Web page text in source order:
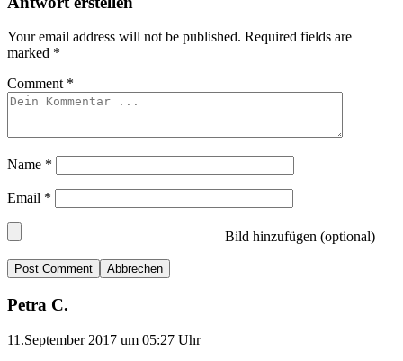
Your email address will not be published. Required fields are
marked *
Comment *
Name *
Email *
Bild hinzufügen (optional)
Abbrechen
Petra C.
11.September 2017 um 05:27 Uhr